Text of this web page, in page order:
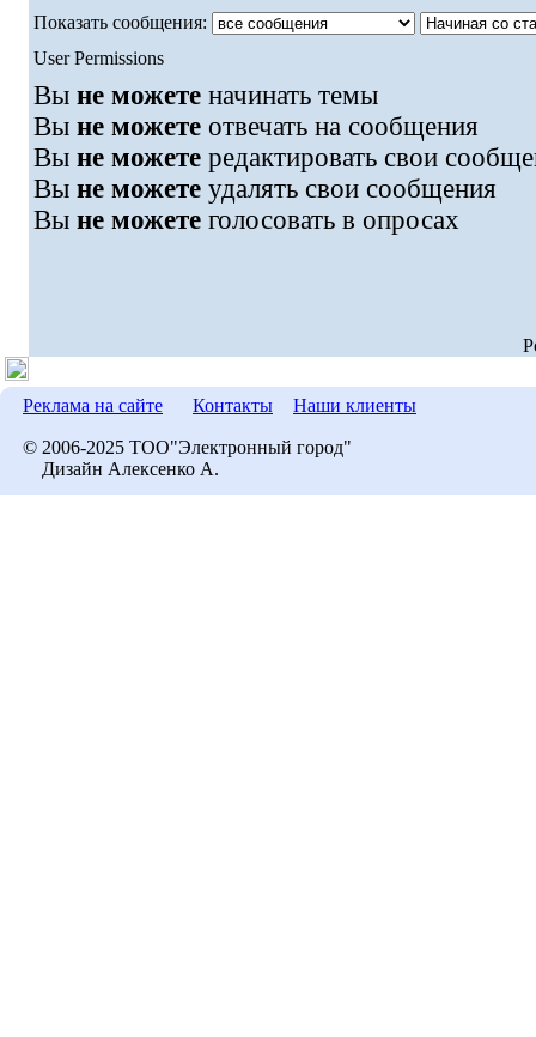
Показать сообщения:
User Permissions
Вы не можете начинать темы
Вы не можете отвечать на сообщения
Вы не можете редактировать свои
Вы не можете удалять свои сообщения
Вы не можете голосовать в опросах
Реклама на сайте Контакты Наши клиенты
© 2006-2025 ТОО"Электронный город"
Дизайн Алексенко А.